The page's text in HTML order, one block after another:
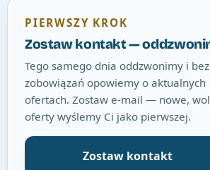
PIERWSZY KROK
Zostaw kontakt —
Tego samego dnia oddzwonimy i bez
zobowiązań opowiemy o aktualnych
ofertach. Zostaw e-mail — nowe,
oferty wyślemy Ci jako pierwszej.
Zostaw kontakt